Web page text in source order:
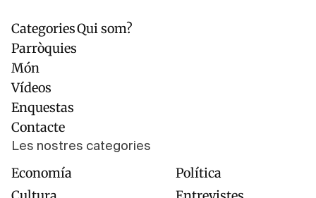
Navegación
principal
Categories
Parròquies
Món
Vídeos
Enquestas
Contacte
Pie
Qui som?
Les nostres categories
Economía
Política